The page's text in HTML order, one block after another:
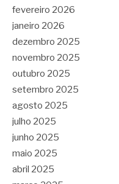
fevereiro 2026
janeiro 2026
dezembro 2025
novembro 2025
outubro 2025
setembro 2025
agosto 2025
julho 2025
junho 2025
maio 2025
abril 2025